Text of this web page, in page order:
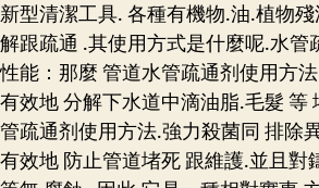
新型清潔工具. 各種有機物.油.植物
解跟疏通 .其使用方式是什麼呢.水管
性能：那麼 管道水管疏通剂使用方法
有效地 分解下水道中滴油脂.毛髮 等
管疏通剂使用方法.強力殺菌同 排除
有效地 防止管道堵死 跟維護.並且對